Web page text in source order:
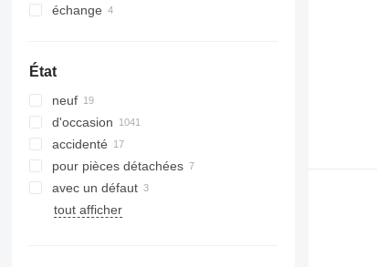
échange
État
neuf
d'occasion
accidenté
pour pièces détachées
avec un défaut
tout afficher